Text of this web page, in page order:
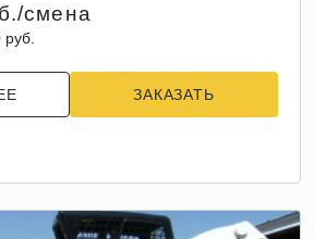
смена
ЗАКАЗАТЬ